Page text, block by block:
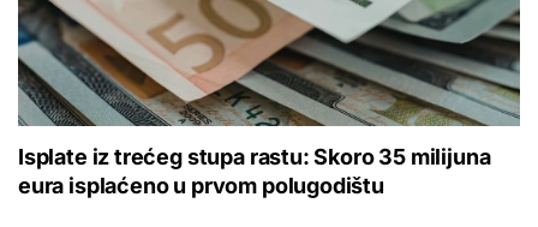
Isplate iz trećeg stupa rastu: Skoro 35 milijuna
eura isplaćeno u prvom polugodištu